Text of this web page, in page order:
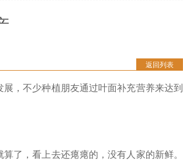
返回列表
，不少种植朋友通过叶面补充营养来达到
了，看上去还瘪瘪的，没有人家的新鲜。